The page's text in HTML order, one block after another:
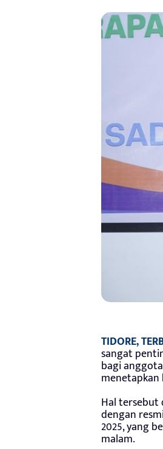
TIDORE,
sangat
bagi
menetapkan
Hal tersebut
dengan
2025, yang
malam.